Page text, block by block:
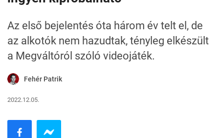
Az első bejelentés óta három év telt el, de
az alkotók nem hazudtak, tényleg elkészült
a Megváltóról szóló videojáték.
Fehér Patrik
2022.12.05.